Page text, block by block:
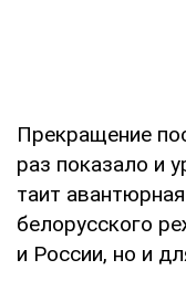
Прекращение
раз показало и
таит
белорусского
и России, но и